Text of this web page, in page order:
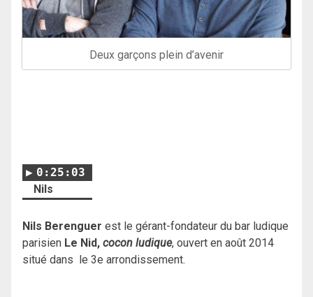
Deux garçons plein d’avenir
0:25:03
Nils
Nils Berenguer est le gérant-fondateur du bar ludique
parisien Le Nid, cocon ludique, ouvert en août 2014
situé dans le 3e arrondissement.